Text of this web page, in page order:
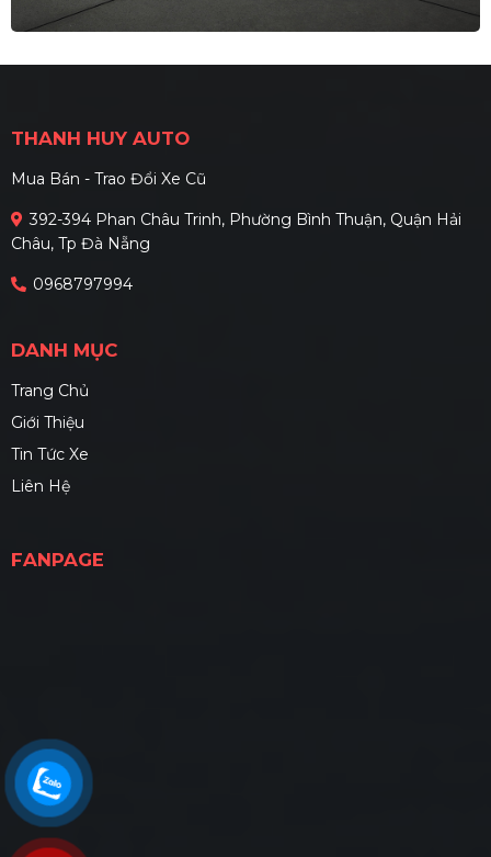
THANH HUY AUTO
Mua Bán - Trao Đổi Xe Cũ
392-394 Phan Châu Trinh, Phường Bình Thuận, Quận Hải
Châu, Tp Đà Nẵng
0968797994
DANH MỤC
Trang Chủ
Giới Thiệu
Tin Tức Xe
Liên Hệ
FANPAGE